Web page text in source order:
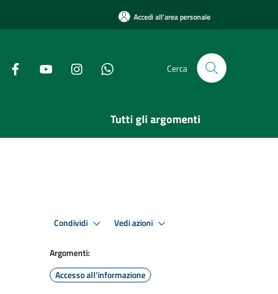
Accedi all'area personale
Cerca
Tutti gli argomenti
Condividi Vedi azioni
Argomenti:
Accesso all'informazione